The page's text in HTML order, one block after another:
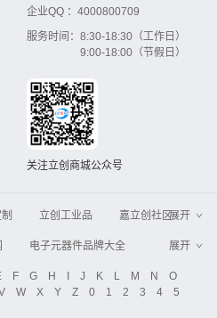
企业QQ ： 4000800709
服务时间： 8:30-18:30（工作日）
9:00-18:00（节假日）
关注立创商城公众号
立创工业品
嘉立创社区
嘉立创PCB
嘉立创FA
ZXHPCB
展开
电子元器件品牌大全
机电设备
电子工程网
21icsearch
电子展
展开
F G H I J K L M N
O
W X Y Z 0 1 2 3 4
5